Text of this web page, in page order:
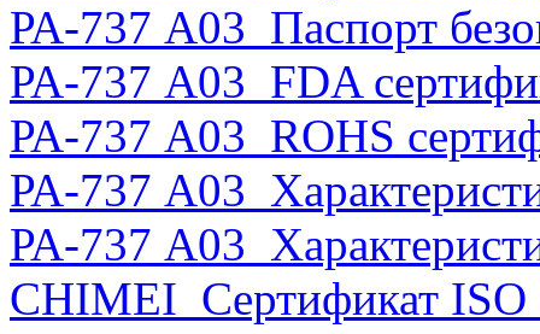
РА-737 A03_Паспорт
РА-737 А03_FDA
РА-737 А03_ROHS
РА-737
РА-737
CHIMEI_Сертификат ISO